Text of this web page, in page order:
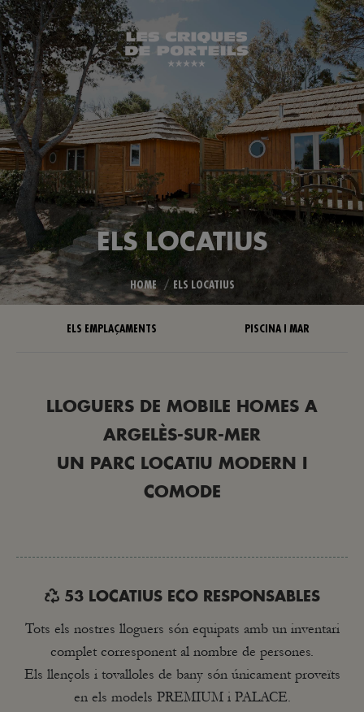
ELS LOCATIUS
You are here:
HOME ELS LOCATIUS
ELS EMPLAÇAMENTS PISCINA I MAR
LLOGUERS DE MOBILE HOMES A
ARGELÈS-SUR-MER
UN PARC LOCATIU MODERN I
COMODE
53 LOCATIUS ECO RESPONSABLES
Tots els nostres lloguers són equipats amb un inventari
complet corresponent al nombre de persones.
Els llençols i tovalloles de bany són únicament proveïts
en els models PREMIUM i PALACE.